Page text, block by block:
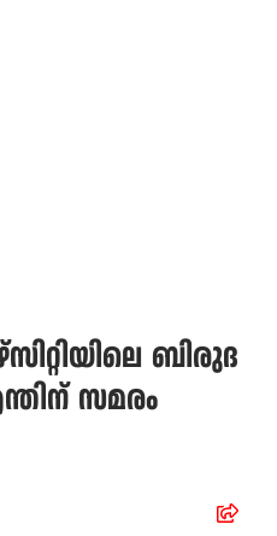
ബിരുദ
സമരം